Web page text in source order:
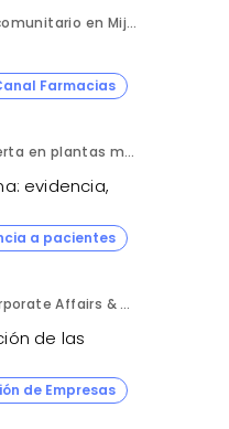
José Eduardo Yébenes. Farmacéutico comunitario en Mijas (Málaga).
Farmacias
Florencia Fasanella. Farmacéutica experta en plantas medicinales.
evidencia,
a pacientes
Ángela González. Southern Cluster Corporate Affairs & Patient Partnership Director. Kyowa Kirin.
de las
de Empresas